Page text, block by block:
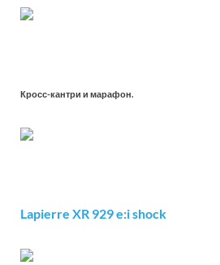
Кросс-кантри и марафон.
Lapierre XR 929 e:i shock